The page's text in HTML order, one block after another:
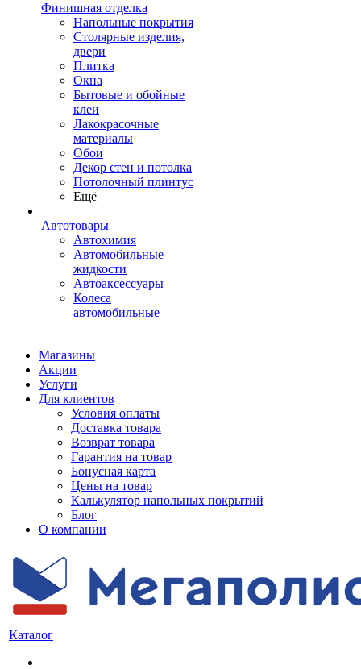
Финишная отделка
Напольные покрытия
Столярные изделия,
двери
Плитка
Окна
Бытовые и обойные
клеи
Лакокрасочные
материалы
Обои
Декор стен и потолка
Потолочный плинтус
Ещё
Автотовары
Автохимия
Автомобильные
жидкости
Автоаксессуары
Колеса
автомобильные
Магазины
Акции
Услуги
Для клиентов
Условия оплаты
Доставка товара
Возврат товара
Гарантия на товар
Бонусная карта
Цены на товар
Калькулятор напольных покрытий
Блог
О компании
Каталог